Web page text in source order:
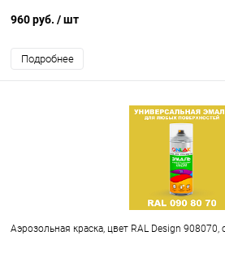
960 руб. / шт
Подробнее
Аэрозольная краска, цвет RAL Design 908070,